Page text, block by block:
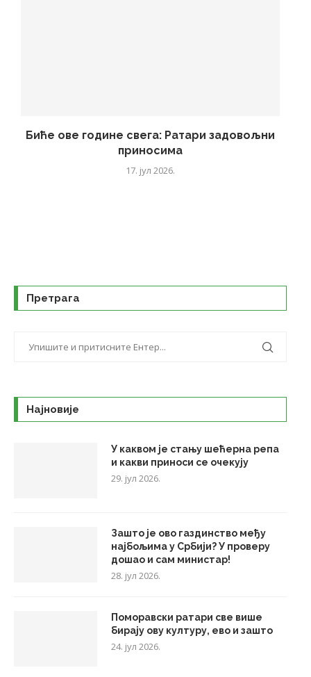
Биће ове године свега: Ратари задовољни
приносима
17. јул 2026.
Претрага
Најновије
У каквом је стању шећерна репа
и какви приноси се очекују
29. јул 2026.
Зашто је ово газдинство међу
најбољима у Србији? У проверу
дошао и сам министар!
28. јул 2026.
Поморавски ратари све више
бирају ову културу, ево и зашто
24. јул 2026.